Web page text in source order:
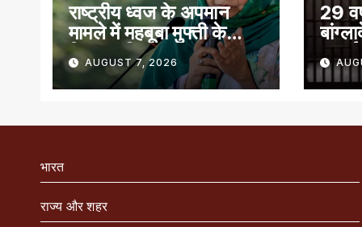
राष्ट्रीय ध्वज के अपमान
मामले में महबूबा मुफ्ती के
खिलाफ शिकायत
AUGUST 7, 2026
29
भारत
राज्य और शहर